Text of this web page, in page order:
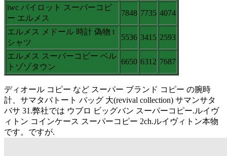
iwc パイロット スーパーコピ
ー エルメス
7848 7735 4074
エルメス メドール 時計 偽物 t
シャツ
5536 3415 2593
エルメス スーパーコピー ベル
トゾゾタウン
6650 6312 7687
ディオール コピー など スーパー ブランド コピー の腕時
計、サマタバトート バッグ 大(revival collection) サマンサタ
バサ 31.弊社では ウブロ ビッグバン スーパーコピー.ルイヴ
ィトン コインケース スーパーコピー 2ch.ルイヴィトン本物
です。ですが.